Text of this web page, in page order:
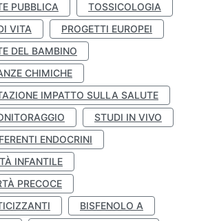
PUBBLICA
TOSSICOLOGIA
VITA
PROGETTI EUROPEI
DEL BAMBINO
CHIMICHE
IMPATTO SULLA SALUTE
STUDI IN VIVO
ENDOCRINI
INFANTILE
PRECOCE
BISFENOLO A